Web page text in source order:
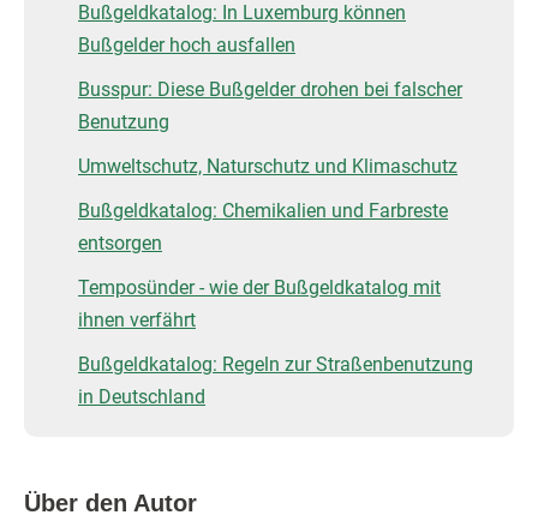
Bußgeldkatalog: In Luxemburg können
Bußgelder hoch ausfallen
Busspur: Diese Bußgelder drohen bei falscher
Benutzung
Umweltschutz, Naturschutz und Klimaschutz
Bußgeldkatalog: Chemikalien und Farbreste
entsorgen
Temposünder - wie der Bußgeldkatalog mit
ihnen verfährt
Bußgeldkatalog: Regeln zur Straßenbenutzung
in Deutschland
Über den Autor